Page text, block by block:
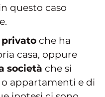
questo caso
che ha
casa, oppure
società che si
appartamenti e di